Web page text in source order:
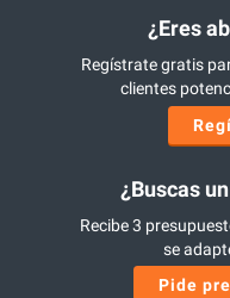
¿Eres
Regístrate gratis
clientes
¿Buscas
Recibe 3
se
Pide